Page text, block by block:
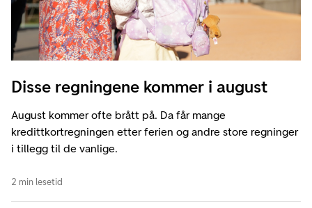
Disse regningene kommer i august
August kommer ofte brått på. Da får mange
kredittkortregningen etter ferien og andre store regninger
i tillegg til de vanlige.
2 min lesetid